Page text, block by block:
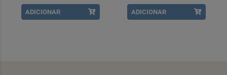
ADICIONAR ADICIONAR